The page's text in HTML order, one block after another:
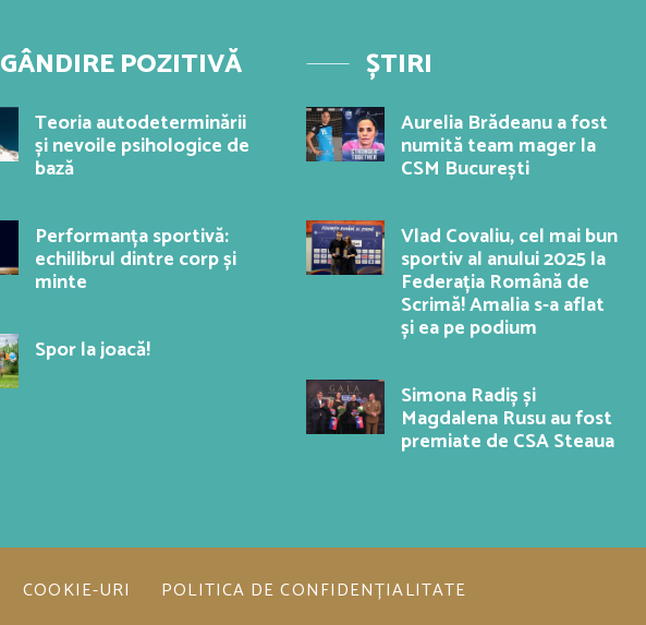
GÂNDIRE POZITIVĂ
Teoria autodeterminării
și nevoile psihologice de
bază
Performanța sportivă:
echilibrul dintre corp și
minte
Spor la joacă!
ȘTIRI
Aurelia Brădeanu a fost
numită team mager la
CSM București
Vlad Covaliu, cel mai bun
sportiv al anului 2025 la
Federația Română de
Scrimă! Amalia s-a aflat
și ea pe podium
Simona Radiș și
Magdalena Rusu au fost
premiate de CSA Steaua
COOKIE-URI POLITICA DE CONFIDENȚIALITATE